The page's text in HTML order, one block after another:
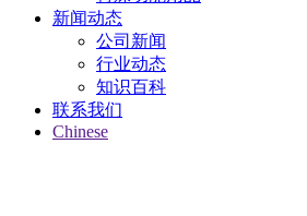
新闻动态
公司新闻
行业动态
知识百科
联系我们
Chinese